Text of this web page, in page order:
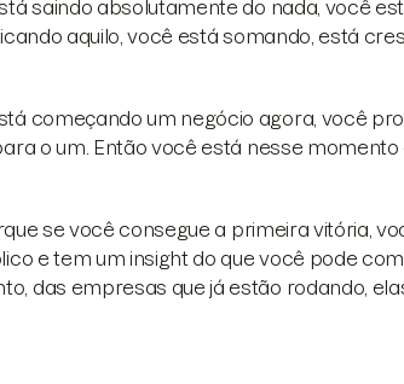
saindo absolutamente do nada, você
aquilo, você está somando, está
começando um negócio agora, você
o um. Então você está nesse momento
se você consegue a primeira vitória,
e tem um insight do que você pode
das empresas que já estão rodando,